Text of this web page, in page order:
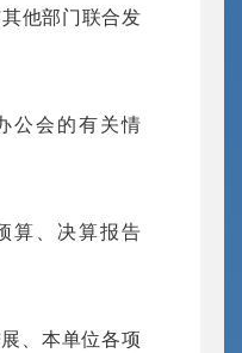
他部门联合发
公会的有关情
算、决算报告
、本单位各项